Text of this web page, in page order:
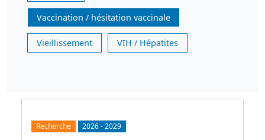
Vaccination / hésitation vaccinale
Vieillissement VIH / Hépatites
Recherche 2026-2029